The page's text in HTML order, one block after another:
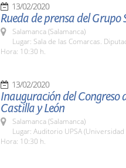
13/02/2020
Rueda de prensa del Grupo
Salamanca (Salamanca)
Lugar: Sala de las Comarcas.
Hora: 10:30 h.
13/02/2020
Inauguración del Congreso
Castilla y León
Salamanca (Salamanca)
Lugar: Auditorio UPSA
Hora: 10:30 h.